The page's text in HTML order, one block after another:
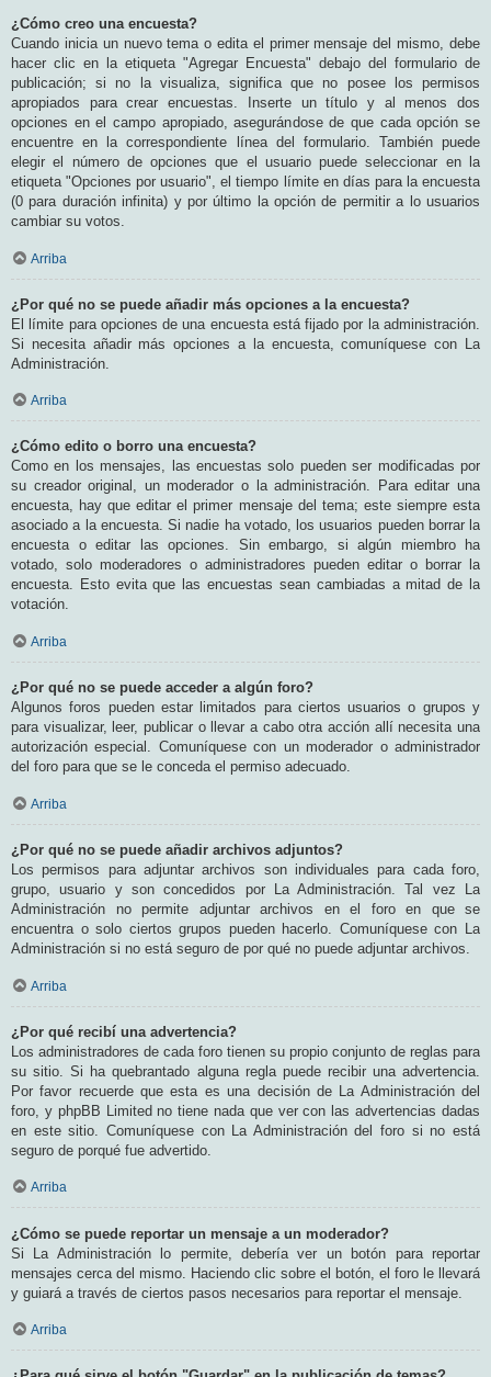
¿Cómo creo una encuesta?
Cuando inicia un nuevo tema o edita el primer mensaje del mismo, debe
hacer clic en la etiqueta "Agregar Encuesta" debajo del formulario de
publicación; si no la visualiza, significa que no posee los permisos
apropiados para crear encuestas. Inserte un título y al menos dos
opciones en el campo apropiado, asegurándose de que cada opción se
encuentre en la correspondiente línea del formulario. También puede
elegir el número de opciones que el usuario puede seleccionar en la
etiqueta "Opciones por usuario", el tiempo límite en días para la encuesta
(0 para duración infinita) y por último la opción de permitir a lo usuarios
cambiar su votos.
Arriba
¿Por qué no se puede añadir más opciones a la encuesta?
El límite para opciones de una encuesta está fijado por la administración.
Si necesita añadir más opciones a la encuesta, comuníquese con La
Administración.
Arriba
¿Cómo edito o borro una encuesta?
Como en los mensajes, las encuestas solo pueden ser modificadas por
su creador original, un moderador o la administración. Para editar una
encuesta, hay que editar el primer mensaje del tema; este siempre esta
asociado a la encuesta. Si nadie ha votado, los usuarios pueden borrar la
encuesta o editar las opciones. Sin embargo, si algún miembro ha
votado, solo moderadores o administradores pueden editar o borrar la
encuesta. Esto evita que las encuestas sean cambiadas a mitad de la
votación.
Arriba
¿Por qué no se puede acceder a algún foro?
Algunos foros pueden estar limitados para ciertos usuarios o grupos y
para visualizar, leer, publicar o llevar a cabo otra acción allí necesita una
autorización especial. Comuníquese con un moderador o administrador
del foro para que se le conceda el permiso adecuado.
Arriba
¿Por qué no se puede añadir archivos adjuntos?
Los permisos para adjuntar archivos son individuales para cada foro,
grupo, usuario y son concedidos por La Administración. Tal vez La
Administración no permite adjuntar archivos en el foro en que se
encuentra o solo ciertos grupos pueden hacerlo. Comuníquese con La
Administración si no está seguro de por qué no puede adjuntar archivos.
Arriba
¿Por qué recibí una advertencia?
Los administradores de cada foro tienen su propio conjunto de reglas para
su sitio. Si ha quebrantado alguna regla puede recibir una advertencia.
Por favor recuerde que esta es una decisión de La Administración del
foro, y phpBB Limited no tiene nada que ver con las advertencias dadas
en este sitio. Comuníquese con La Administración del foro si no está
seguro de porqué fue advertido.
Arriba
¿Cómo se puede reportar un mensaje a un moderador?
Si La Administración lo permite, debería ver un botón para reportar
mensajes cerca del mismo. Haciendo clic sobre el botón, el foro le llevará
y guiará a través de ciertos pasos necesarios para reportar el mensaje.
Arriba